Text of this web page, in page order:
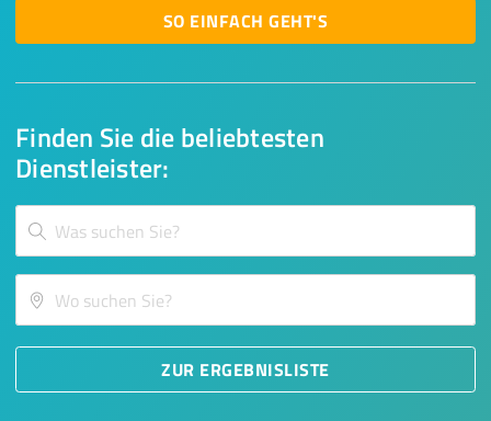
Finden Sie die beliebtesten
Dienstleister:
ZUR ERGEBNISLISTE
SO EINFACH GEHT'S